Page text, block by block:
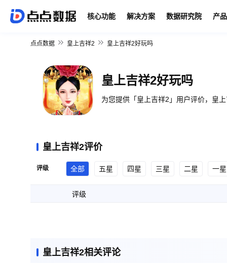
核心功能 解决方案 数据研究院 产
点点数据 皇上吉祥2 皇上吉祥2好玩吗
皇上吉祥2好玩吗
为您提供「皇上吉祥2」用户评价，皇
皇上吉祥2评价
评级 全部 五星 四星 三星 二星 一星
评级
皇上吉祥2相关评论